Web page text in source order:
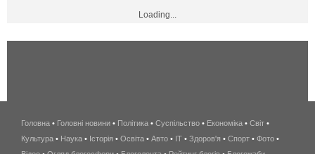
Loading...
беспроводной
интернет
Головна • Головні новини • Політика • Суспільство • Економіка • Світ •
Культура • Наука • Історія • Освіта • Авто • IT • Здоров'я • Спорт • Фото •